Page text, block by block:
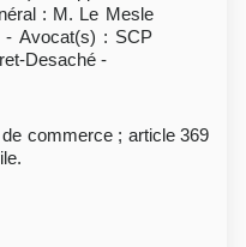
: M. Le Mesle
- Avocat(s) : SCP
Desaché -
commerce ; article 369